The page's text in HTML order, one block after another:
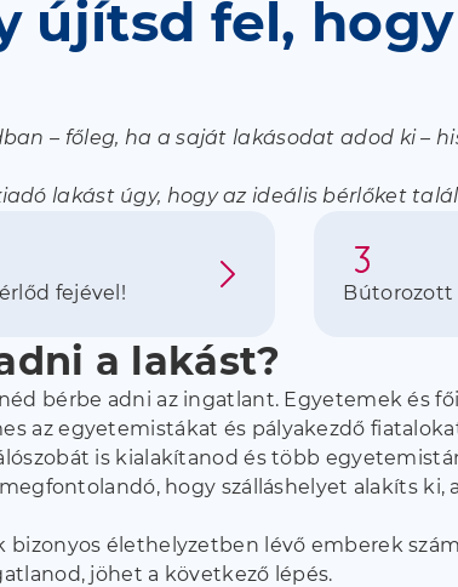
újítsd fel,
– főleg, ha a saját lakásodat adod ki –
lakást úgy, hogy az ideális bérlőket
fejével! Bútorozott
a lakást?
bérbe adni az ingatlant. Egyetemek és
az egyetemistákat és pályakezdő
is kialakítanod és több
hogy szálláshelyet alakíts ki,
élethelyzetben lévő emberek
jöhet a következő lépés.